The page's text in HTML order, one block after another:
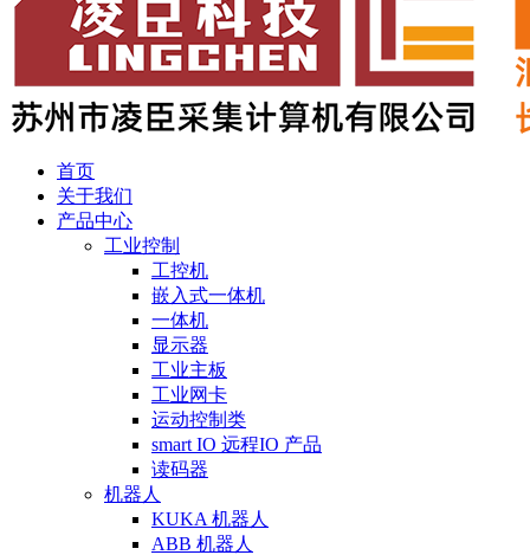
首页
关于我们
产品中心
工业控制
工控机
嵌入式一体机
一体机
显示器
工业主板
工业网卡
运动控制类
smart IO 远程IO 产品
读码器
机器人
KUKA 机器人
ABB 机器人